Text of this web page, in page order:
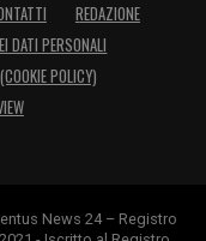
REDAZIONE
DATI PERSONALI
POLICY)
News 24 – Registro